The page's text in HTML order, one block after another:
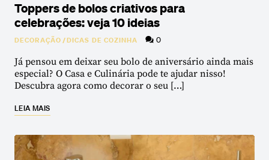
Toppers de bolos criativos para
celebrações: veja 10 ideias
DECORAÇÃO/DICAS DE COZINHA 0
Já pensou em deixar seu bolo de aniversário ainda mais
especial? O Casa e Culinária pode te ajudar nisso!
Descubra agora como decorar o seu […]
LEIA MAIS